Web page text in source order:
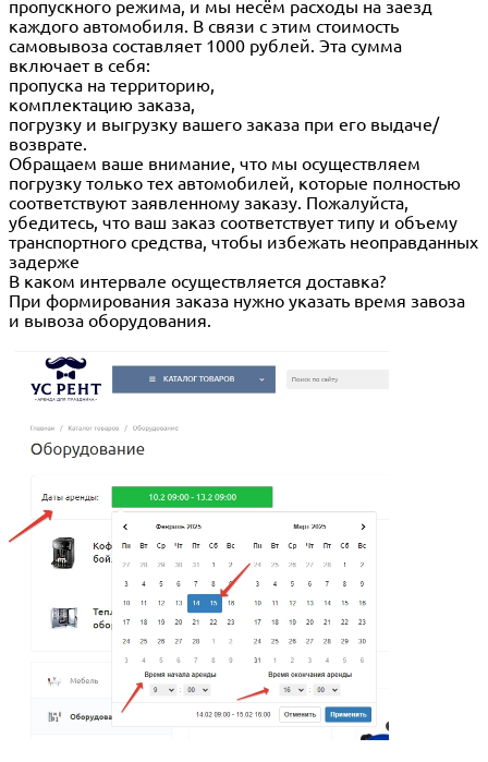
пропускного режима, и мы несём расходы на заезд
каждого автомобиля. В связи с этим стоимость
самовывоза составляет 1000 рублей. Эта сумма
включает в себя:
пропуска на территорию,
комплектацию заказа,
погрузку и выгрузку вашего заказа при его выдаче/
возврате.
Обращаем ваше внимание, что мы осуществляем
погрузку только тех автомобилей, которые полностью
соответствуют заявленному заказу. Пожалуйста,
убедитесь, что ваш заказ соответствует типу и объему
транспортного средства, чтобы избежать неоправданных
задерже
В каком интервале осуществляется доставка?
При формирования заказа нужно указать время завоза
и вывоза оборудования.